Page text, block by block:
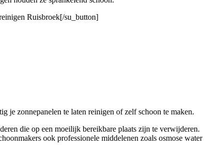
Ruisbroek[/su_button]
je zonnepanelen te laten reinigen of zelf schoon te maken.
die op een moeilijk bereikbare plaats zijn te verwijderen.
ook professionele middelenen zoals osmose water